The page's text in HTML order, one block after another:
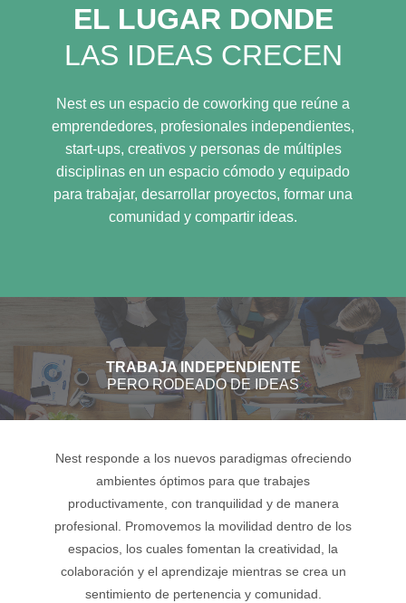
EL LUGAR DONDE
LAS IDEAS CRECEN
Nest es un espacio de coworking que reúne a
emprendedores, profesionales independientes,
start-ups, creativos y personas de múltiples
disciplinas en un espacio cómodo y equipado
para trabajar, desarrollar proyectos, formar una
comunidad y compartir ideas.
TRABAJA INDEPENDIENTE
PERO RODEADO DE IDEAS
Nest responde a los nuevos paradigmas ofreciendo
ambientes óptimos para que trabajes
productivamente, con tranquilidad y de manera
profesional. Promovemos la movilidad dentro de los
espacios, los cuales fomentan la creatividad, la
colaboración y el aprendizaje mientras se crea un
sentimiento de pertenencia y comunidad.